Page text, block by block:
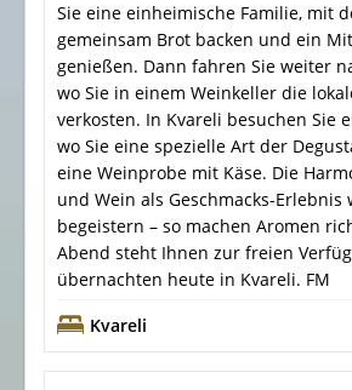
Sie eine einheimische Familie, mit
gemeinsam Brot backen und ein
genießen. Dann fahren Sie weiter
wo Sie in einem Weinkeller die
verkosten. In Kvareli besuchen Sie
wo Sie eine spezielle Art der
eine Weinprobe mit Käse. Die
und Wein als Geschmacks-Erlebnis
begeistern – so machen Aromen
Abend steht Ihnen zur freien
übernachten heute in Kvareli. FM
Kvareli